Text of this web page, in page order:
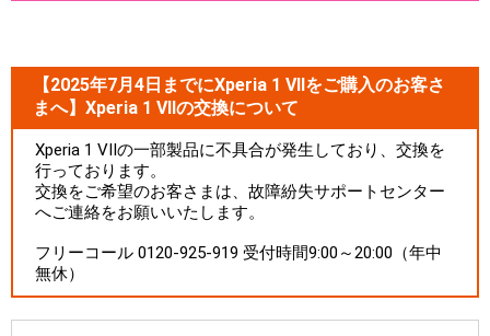
【2025年7月4日までにXperia 1 VIIをご購入のお客さ
まへ】Xperia 1 VIIの交換について
Xperia 1 VIIの一部製品に不具合が発生しており、交換を
行っております。
交換をご希望のお客さまは、故障紛失サポートセンター
へご連絡をお願いいたします。
フリーコール 0120-925-919 受付時間9:00～20:00（年中
無休）